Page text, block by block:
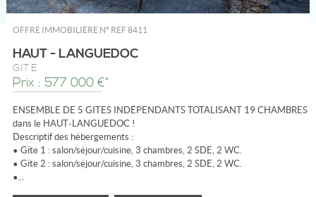
OFFRE IMMOBILIÈRE N° REF 8411
HAUT - LANGUEDOC
GÎTE
Prix : 577 000 €*
ENSEMBLE DE 5 GITES INDÉPENDANTS TOTALISANT 19 CHAMBRES
dans le HAUT-LANGUEDOC !
Descriptif des hébergements :
• Gîte 1 : salon/séjour/cuisine, 3 chambres, 2 SDE, 2 WC.
• Gîte 2 : salon/séjour/cuisine, 3 chambres, 2 SDE, 2 WC.
•...